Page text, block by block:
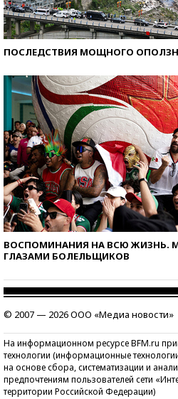
ПОСЛЕДСТВИЯ МОЩНОГО
ВОСПОМИНАНИЯ НА ВСЮ ЖИЗНЬ.
ГЛАЗАМИ БОЛЕЛЬЩИКОВ
© 2007 — 2026 ООО «Медиа новости»
На информационном ресурсе BFM.ru
технологии (информационные
на основе сбора, систематизации и
предпочтениям пользователей сети
территории Российской Федерации)